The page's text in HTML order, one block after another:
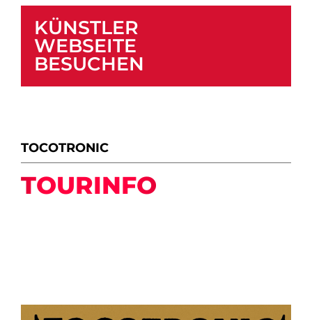
KÜNSTLER
WEBSEITE
BESUCHEN
TOCOTRONIC
TOURINFO